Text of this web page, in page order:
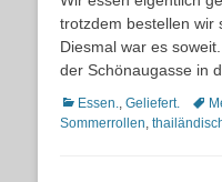
trotzdem bestellen wir
Diesmal war es
der Schönaugasse in
Kategorien
Essen., Geliefert.
Sommerrollen,